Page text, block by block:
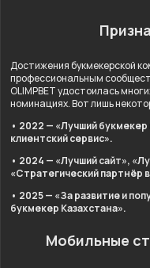
Достижения букмекерской
профессиональным
OLIMPBET удостоилась
номинациях. Вот лишь
• 2022 — «Лучший
клиентский сервис».
• 2024 — «Лучший сайт»,
«Стратегический партнёр
• 2025 — «За развитие и
букмекер Казахстана».
Мобильные